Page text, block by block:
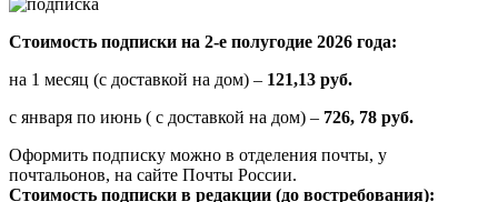
Стоимость подписки на 2-е полугодие 2026 года:
на 1 месяц (с доставкой на дом) – 121,13 руб.
с января по июнь ( с доставкой на дом) – 726, 78 руб.
Оформить подписку можно в отделения почты, у
почтальонов, на сайте Почты России.
Стоимость подписки в редакции (до востребования):